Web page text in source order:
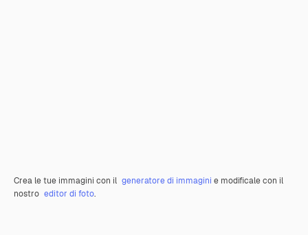
Crea le tue immagini con il generatore di immagini e modificale con il
nostro editor di foto.